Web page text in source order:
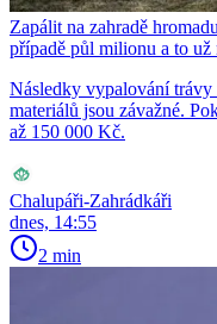
Zapálit na zahradě
případě půl milionu a to už
Následky vypalování trávy
materiálů jsou závažné.
až 150 000 Kč.
Chalupáři-Zahrádkáři
dnes, 14:55
2 min